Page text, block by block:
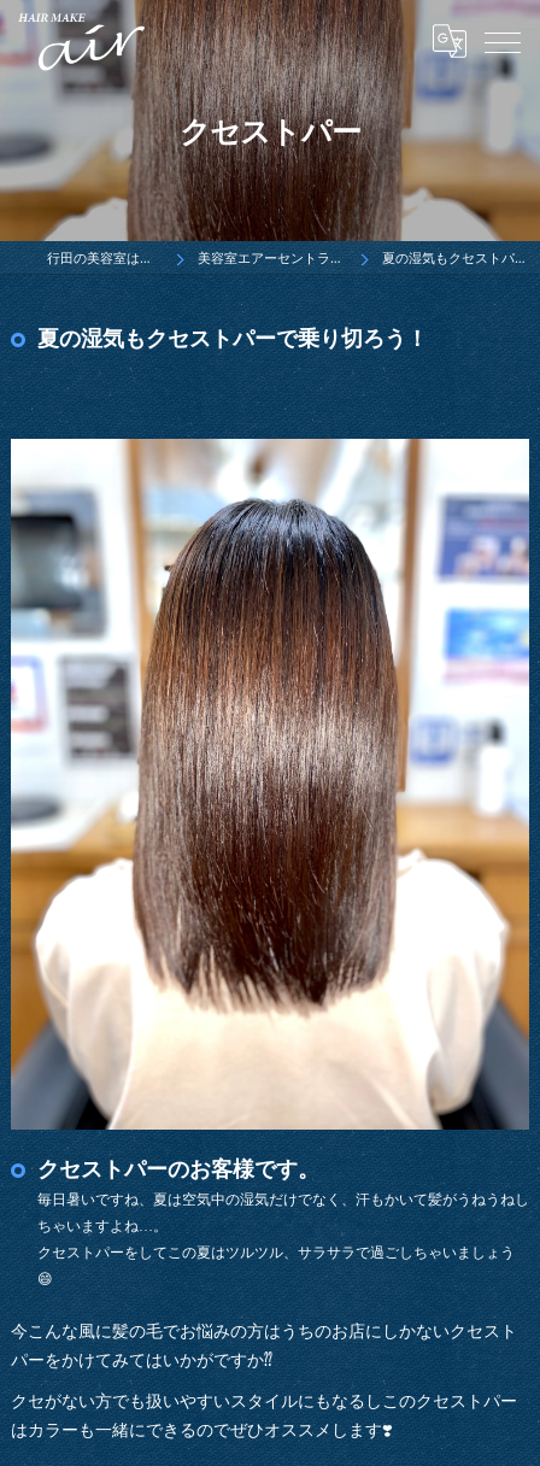
クセストパー
行田の美容室は有限会社ウエダ 美容室エアーセントラーレ行田店ブログ 夏の湿気もクセストパーで乗り切ろう！
夏の湿気もクセストパーで乗り切ろう！
クセストパーのお客様です。
毎日暑いですね、夏は空気中の湿気だけでなく、汗もかいて髪がうねうねし
ちゃいますよね…。
クセストパーをしてこの夏はツルツル、サラサラで過ごしちゃいましょう
😄
今こんな風に髪の毛でお悩みの方はうちのお店にしかないクセスト
パーをかけてみてはいかがですか⁇
クセがない方でも扱いやすいスタイルにもなるしこのクセストパー
はカラーも一緒にできるのでぜひオススメします❣️